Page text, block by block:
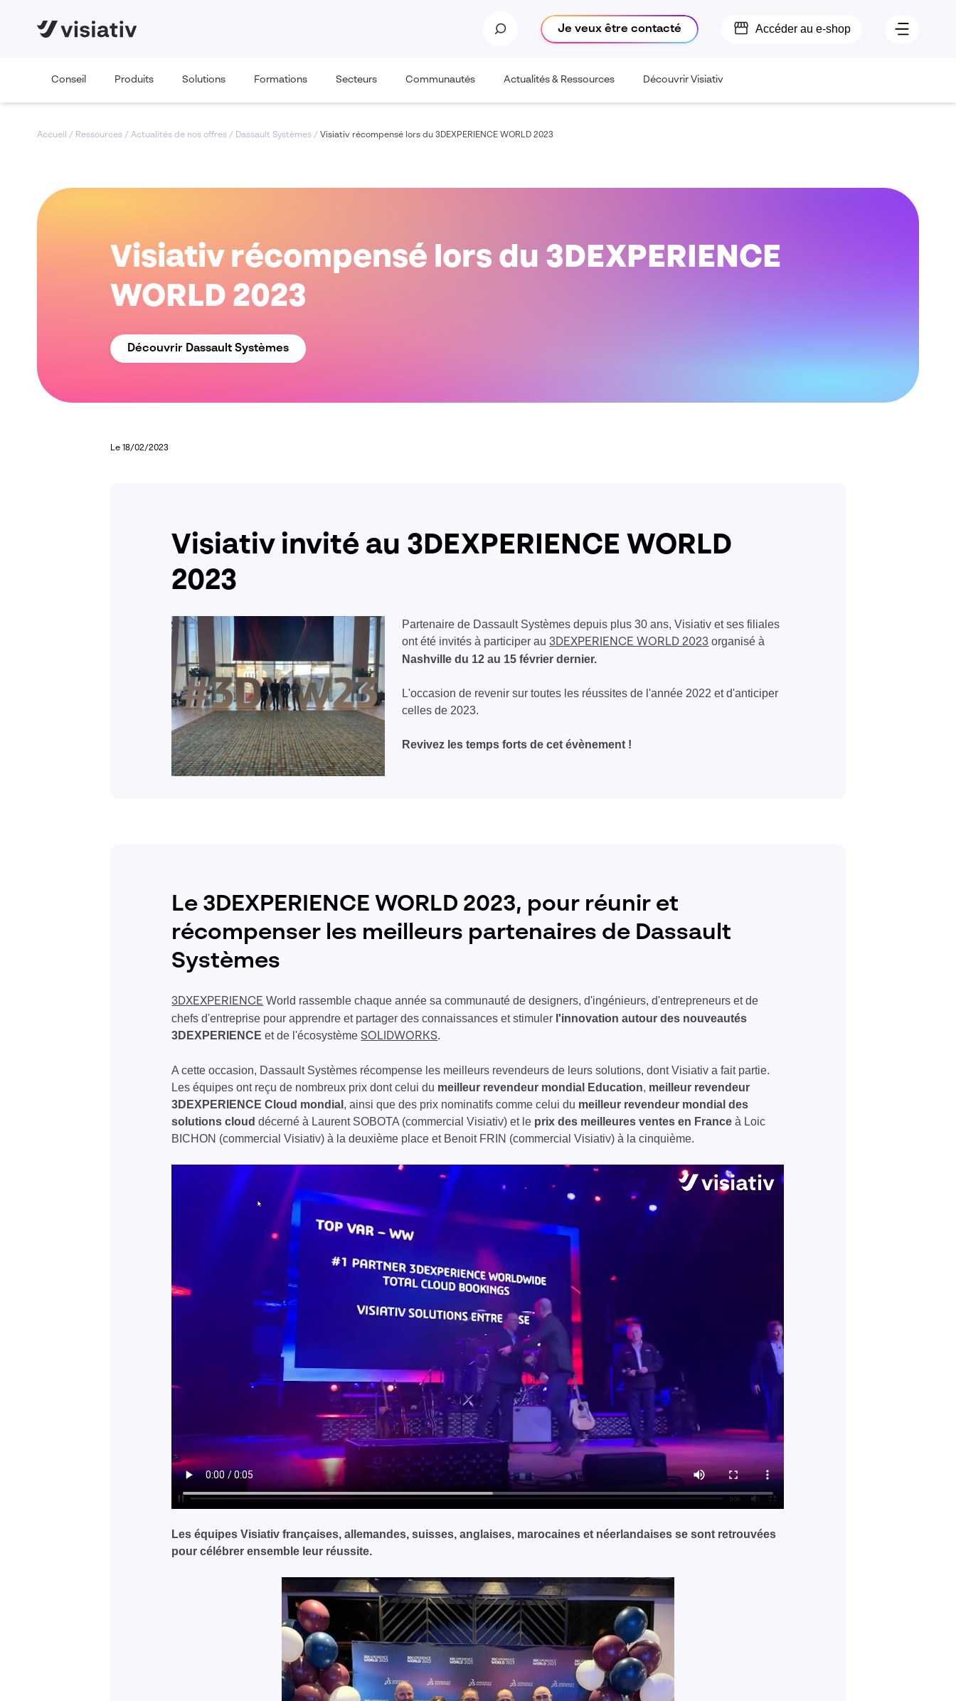
Je veux être contacté Accéder au e-shop
Conseil Produits Solutions Formations Secteurs Communautés Actualités & Ressources Découvrir Visiativ
Accueil / Ressources / Actualités de nos offres / Dassault Systèmes / Visiativ récompensé lors du 3DEXPERIENCE WORLD 2023
Visiativ récompensé lors du 3DEXPERIENCE
WORLD 2023
Découvrir Dassault Systèmes
Le 18/02/2023
Visiativ invité au 3DEXPERIENCE WORLD
2023
Partenaire de Dassault Systèmes depuis plus 30 ans, Visiativ et ses filiales
ont été invités à participer au 3DEXPERIENCE WORLD 2023 organisé à
Nashville du 12 au 15 février dernier.
L'occasion de revenir sur toutes les réussites de l'année 2022 et d'anticiper
celles de 2023.
Revivez les temps forts de cet évènement !
Le 3DEXPERIENCE WORLD 2023, pour réunir et
récompenser les meilleurs partenaires de Dassault
Systèmes
3DXEXPERIENCE World rassemble chaque année sa communauté de designers, d'ingénieurs, d'entrepreneurs et de
chefs d'entreprise pour apprendre et partager des connaissances et stimuler l'innovation autour des nouveautés
3D EXPERIENCE et de l'écosystèmeSOLIDWORKS.
A cette occasion, Dassault Systèmes récompense les meilleurs revendeurs de leurs solutions, dont Visiativ a fait partie.
Les équipes ont reçu de nombreux prix dont celui du meilleur revendeur mondial Education, meilleur revendeur
3DEXPERIENCE Cloud mondial , ainsi que des prix nominatifs comme celui du meilleur revendeur mondial des
solutions cloud décerné à Laurent SOBOTA (commercial Visiativ) et le prix des meilleures ventes en France à Loic
BICHON (commercial Visiativ) à la deuxième place et Benoit FRIN (commercial Visiativ) à la cinquième.
Les équipes Visiativ françaises, allemandes, suisses, anglaises, marocaines et néerlandaises se sont retrouvées
pour célébrer ensemble leur réussite.